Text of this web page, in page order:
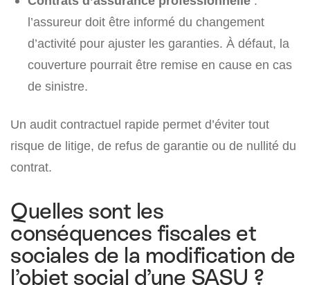
l’assureur doit être informé du changement
d’activité pour ajuster les garanties. À défaut, la
couverture pourrait être remise en cause en cas
de sinistre.
Un audit contractuel rapide permet d’éviter tout
risque de litige, de refus de garantie ou de nullité du
contrat.
Quelles sont les
conséquences fiscales et
sociales de la modification de
l’objet social d’une SASU ?